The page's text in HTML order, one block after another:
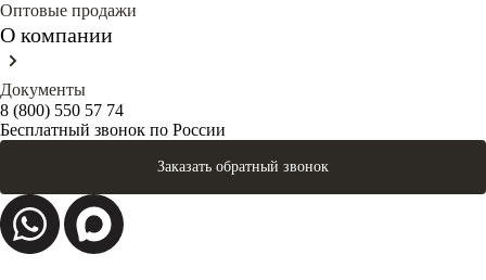
Оптовые продажи
О компании
Документы
8 (800) 550 57 74
Бесплатный звонок по России
Заказать обратный звонок